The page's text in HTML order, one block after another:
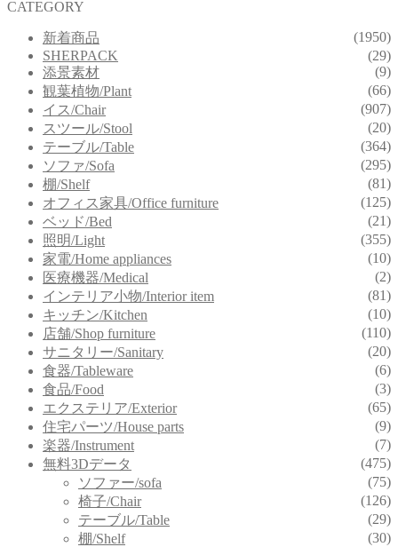
CATEGORY
新着商品
(1950)
SHERPACK
(29)
添景素材
(9)
観葉植物/Plant
(66)
イス/Chair
(907)
スツール/Stool
(20)
テーブル/Table
(364)
ソファ/Sofa
(295)
棚/Shelf
(81)
オフィス家具/Office furniture
(125)
ベッド/Bed
(21)
照明/Light
(355)
家電/Home appliances
(10)
医療機器/Medical
(2)
インテリア小物/Interior item
(81)
キッチン/Kitchen
(10)
店舗/Shop furniture
(110)
サニタリー/Sanitary
(20)
食器/Tableware
(6)
食品/Food
(3)
エクステリア/Exterior
(65)
住宅パーツ/House parts
(9)
楽器/Instrument
(7)
無料3Dデータ
(475)
ソファー/sofa
(75)
椅子/Chair
(126)
テーブル/Table
(29)
棚/Shelf
(30)